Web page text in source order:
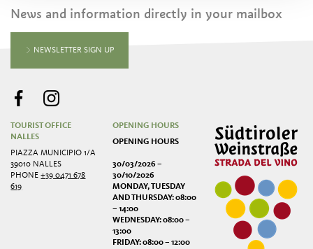
News and information directly in your mailbox
NEWSLETTER SIGN UP
TOURIST OFFICE
NALLES
PIAZZA MUNICIPIO 1/A
39010 NALLES
PHONE+39 0471 678
619
OPENING HOURS
OPENING HOURS
30/03/2026 –
30/10/2026
MONDAY, TUESDAY
AND THURSDAY: 08:00
– 14:00
WEDNESDAY: 08:00 –
13:00
FRIDAY: 08:00 – 12:00